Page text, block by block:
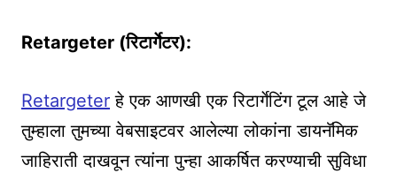
Retargeter (रिटार्गेटर):
Retargeter हे एक आणखी एक रिटार्गेटिंग टूल आहे जे
तुम्हाला तुमच्या वेबसाइटवर आलेल्या लोकांना डायनॅमिक
जाहिराती दाखवून त्यांना पुन्हा आकर्षित करण्याची सुविधा